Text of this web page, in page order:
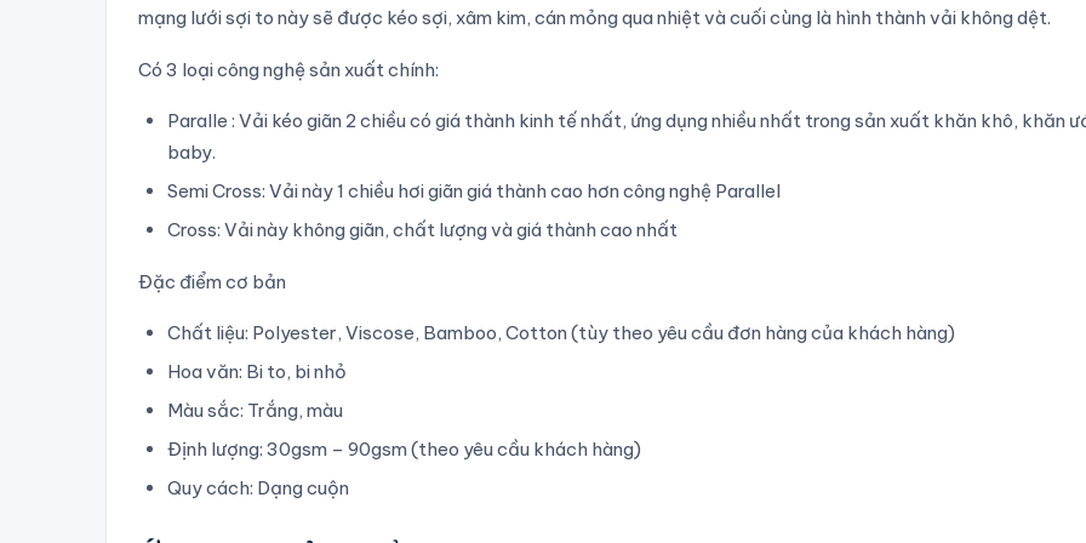
mạng lưới sợi to này sẽ được kéo sợi, xâm kim, cán mỏng qua nhiệt và cuối cùng là hình thành vải không dệt.
Có 3 loại công nghệ sản xuất chính:
Paralle : Vải kéo giãn 2 chiều có giá thành kinh tế nhất, ứng dụng nhiều nhất trong sản xuất khăn khô, khăn
baby.
Semi Cross: Vải này 1 chiều hơi giãn giá thành cao hơn công nghệ Parallel
Cross: Vải này không giãn, chất lượng và giá thành cao nhất
Đặc điểm cơ bản
Chất liệu: Polyester, Viscose, Bamboo, Cotton (tùy theo yêu cầu đơn hàng của khách hàng)
Hoa văn: Bi to, bi nhỏ
Màu sắc: Trắng, màu
Định lượng: 30gsm – 90gsm (theo yêu cầu khách hàng)
Quy cách: Dạng cuộn